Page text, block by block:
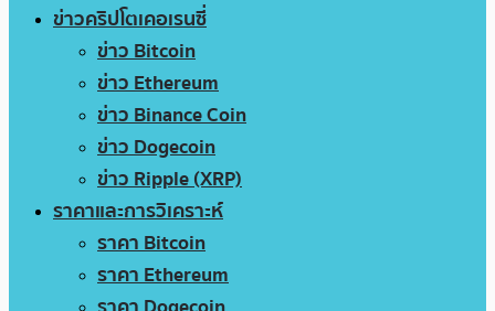
ข่าวคริปโตเคอเรนซี่
ข่าว Bitcoin
ข่าว Ethereum
ข่าว Binance Coin
ข่าว Dogecoin
ข่าว Ripple (XRP)
ราคาและการวิเคราะห์
ราคา Bitcoin
ราคา Ethereum